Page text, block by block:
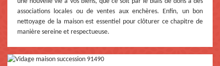
associations locales ou de ventes aux enchères. Enfin, un bon
nettoyage de la maison est essentiel pour clôturer ce chapitre de
manière sereine et respectueuse.